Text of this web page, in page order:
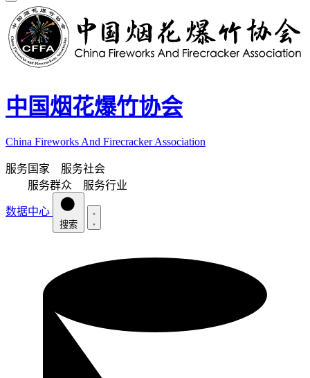
中国烟花爆竹协会
China Fireworks And Firecracker Association
服务国家 服务社会
服务群众 服务行业
数据中心
搜索